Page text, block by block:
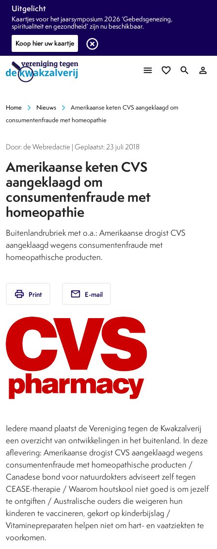
Uitgelicht
Kaartjes voor het jaarsymposium 2026 ‘Gebedsgenezing,
spiritualiteit en gezondheid’ zijn nu beschikbaar.
Koop hier uw kaartje
highlight_off
menu favorite_border search person_outline
Home chevron_right Nieuws chevron_right
Amerikaanse keten CVS aangeklaagd om
consumentenfraude met homeopathie
Door: de Webredactie | Geplaatst: 23 juli 2018
Amerikaanse keten CVS
aangeklaagd om
consumentenfraude met
homeopathie
Buitenlandrubriek met o.a.: Amerikaanse drogist CVS
aangeklaagd wegens consumentenfraude met
homeopathische producten.
print Print email E-mail
Iedere maand plaatst de Vereniging tegen de Kwakzalverij
een overzicht van ontwikkelingen in het buitenland. In deze
aflevering: Amerikaanse drogist CVS aangeklaagd wegens
consumentenfraude met homeopathische producten /
Canadese bond voor natuurdokters adviseert zelf tegen
CEASE-therapie / Waarom houtskool niet goed is om jezelf
te ontgiften / Australische ouders die weigeren hun
kinderen te vaccineren, gekort op kinderbijslag /
Vitaminepreparaten helpen niet om hart- en vaatziekten te
voorkomen.